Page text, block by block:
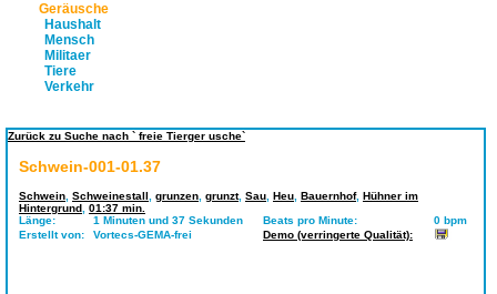
Geräusche
Haushalt
Mensch
Militaer
Tiere
Verkehr
Zurück zu Suche nach ` freie Tierger usche`
Schwein-001-01.37
Schwein Schweinestall grunzen grunzt, Sau Heu Bauernhof, Hühner im
Hintergrund 01:37 min.
Länge:
1 Minuten und 37 Sekunden Beats pro Minute:
0 bpm
Erstellt von:
Vortecs-GEMA-frei Demo (verringerte Qualität):